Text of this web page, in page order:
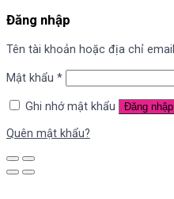
Đăng nhập
Tên tài khoản hoặc địa chỉ email
Mật khẩu *
Ghi nhớ mật khẩu Đăng nhập
Quên mật khẩu?